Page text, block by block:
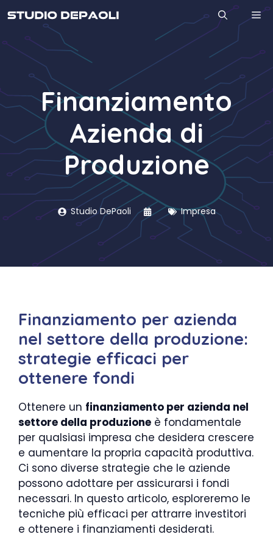
al
contenuto
Finanziamento
Azienda di
Produzione
Studio DePaoli Impresa
Finanziamento per azienda
nel settore della produzione:
strategie efficaci per
ottenere fondi
Ottenere un finanziamento per azienda nel
settore della produzione è fondamentale
per qualsiasi impresa che desidera crescere
e aumentare la propria capacità produttiva.
Ci sono diverse strategie che le aziende
possono adottare per assicurarsi i fondi
necessari. In questo articolo, esploreremo le
tecniche più efficaci per attrarre investitori
e ottenere i finanziamenti desiderati.